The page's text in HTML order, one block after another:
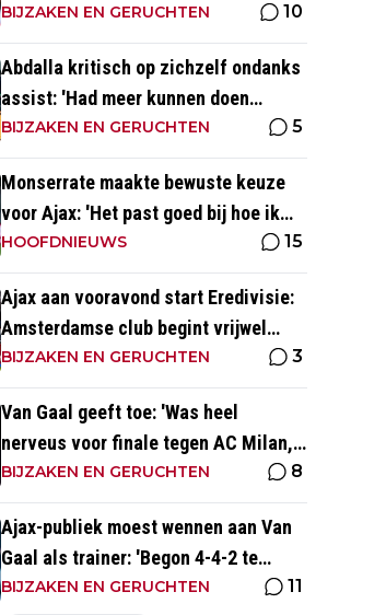
dat ga je in wedstrijden ook zien'
BIJZAKEN EN GERUCHTEN 10
Abdalla kritisch op zichzelf ondanks
assist: 'Had meer kunnen doen
dichtbij de goal'
BIJZAKEN EN GERUCHTEN 5
Monserrate maakte bewuste keuze
voor Ajax: 'Het past goed bij hoe ik
naar voetbal kijk’
HOOFDNIEUWS 15
Ajax aan vooravond start Eredivisie:
Amsterdamse club begint vrijwel
altijd met zege
BIJZAKEN EN GERUCHTEN 3
Van Gaal geeft toe: 'Was heel
nerveus voor finale tegen AC Milan,
wist dat ze zich zouden aanpassen'
BIJZAKEN EN GERUCHTEN 8
Ajax-publiek moest wennen aan Van
Gaal als trainer: 'Begon 4-4-2 te
spelen, vloeken in de kerk'
BIJZAKEN EN GERUCHTEN 11